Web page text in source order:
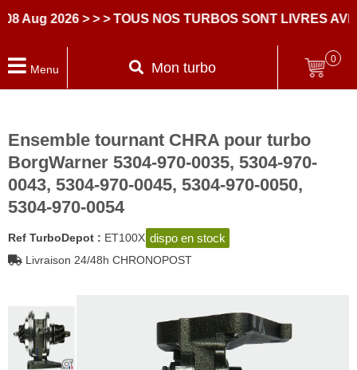
2026 > > > TOUS NOS TURBOS SONT LIVRES AVEC
Menu Mon turbo
0
Ensemble tournant CHRA pour turbo
BorgWarner 5304-970-0035, 5304-970-
0043, 5304-970-0045, 5304-970-0050,
5304-970-0054
Ref TurboDepot : ET100X dispo en stock
Livraison 24/48h CHRONOPOST